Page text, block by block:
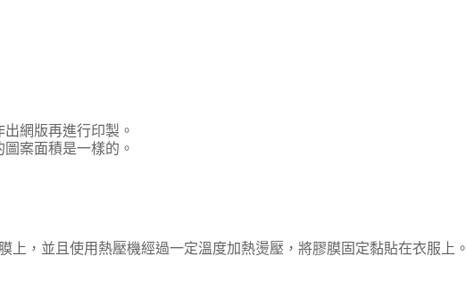
網版再進行印製。
案面積是一樣的。
上，並且使用熱壓機經過一定溫度加熱燙壓，將膠膜固定黏貼在衣服上。